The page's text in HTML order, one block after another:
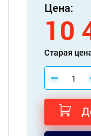
Цена:
10
Старая